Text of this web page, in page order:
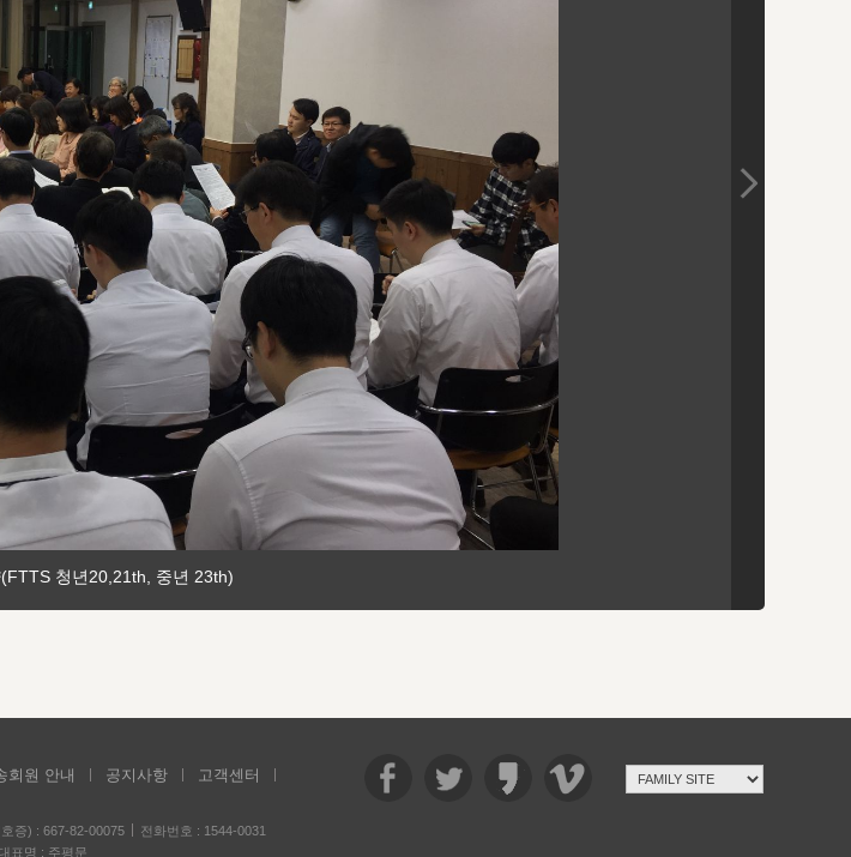
청년20,21th, 중년 23th)
회원 안내 공지사항
고객센터
증) : 667-82-00075
전화번호 : 1544-0031
표명 : 주평문